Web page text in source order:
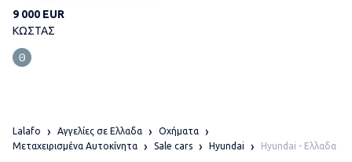
9 000 EUR
ΚΩΣΤΑΣ
Lalafo Αγγελίες σε Ελλαδα
Οχήματα
Μεταχειρισμένα Αυτοκίνητα
Sale cars Hyundai Hyundai - Ελλαδα